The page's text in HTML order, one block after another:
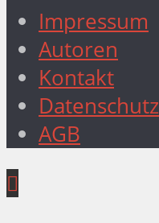
Impressum
Autoren
Kontakt
Datenschutz
AGB